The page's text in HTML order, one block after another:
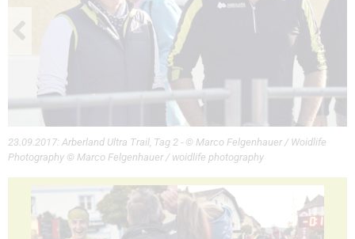
23.09.2017: Arberland Ultra Trail, Tag 2 - © Marco Felgenhauer / Woidlife
Photography © Marco Felgenhauer / woidlife photography